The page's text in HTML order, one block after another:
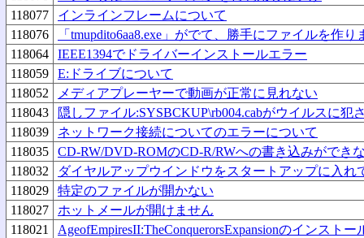
118077
インラインフレームについて
118076
「tmupdito6aa8.exe」がでて、勝手にファイルを作り
118064
IEEE1394でドライバーインストールエラー
118059
E:ドライブについて
118052
メディアプレーヤーで動画が正常に見れない
118043
隠しファイル:SYSBCKUP\rb004.cabがウイルスに犯
118039
ネットワーク接続についてのエラーについて
118035
CD-RW/DVD-ROMのCD-R/RWへの書き込みができ
118032
ダイヤルアップウインドウをスタートアップに入れ
118029
特定のファイルが開かない
118027
ホットメールが開けません
118021
AgeofEmpiresII:TheConquerorsExpansionのインスト